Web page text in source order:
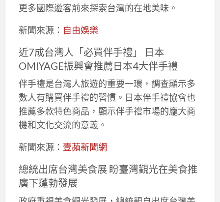
更多國際遊客前來探索台灣的在地美味。
新聞來源： 自由娛樂
近7成台灣人「必買伴手禮」 日本
OMIYAGE振興會推薦日本4大伴手禮
伴手禮是台灣人旅遊的重要一環，調查顯示多
數人有購買伴手禮的習慣。日本伴手禮協會也
推薦多款特色商品，顯示伴手禮市場的龐大商
機和文化交流的意義。
新聞來源： 壹蘋新聞網
總統出席台灣美食展 盼臺灣觀光在美食推
廣下蓬勃發展